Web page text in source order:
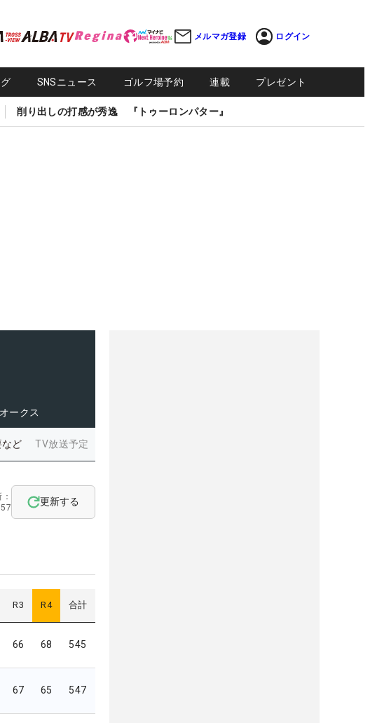
メルマガ登録 ログイン
SNSニュース ゴルフ場予約 連載 プレゼント
削り出しの打感が秀逸 『トゥーロンパター』
ークス
ど TV放送予定
更新する
R3 R4 合計
66 68 545
67 65 547